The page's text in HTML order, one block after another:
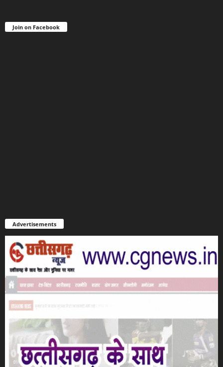
Join on Facebook
Advertisements